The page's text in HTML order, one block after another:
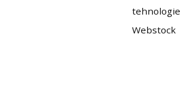
tehnologie
Webstock